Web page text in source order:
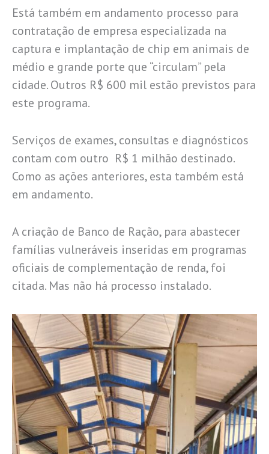
Está também em andamento processo para
contratação de empresa especializada na
captura e implantação de chip em animais de
médio e grande porte que “circulam” pela
cidade. Outros R$ 600 mil estão previstos para
este programa.
Serviços de exames, consultas e diagnósticos
contam com outro R$ 1 milhão destinado.
Como as ações anteriores, esta também está
em andamento.
A criação de Banco de Ração, para abastecer
famílias vulneráveis inseridas em programas
oficiais de complementação de renda, foi
citada. Mas não há processo instalado.